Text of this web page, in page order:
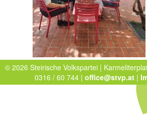
© 2026 Steirische Volkspartei |
0316 / 60 744 | office@stvp.at |